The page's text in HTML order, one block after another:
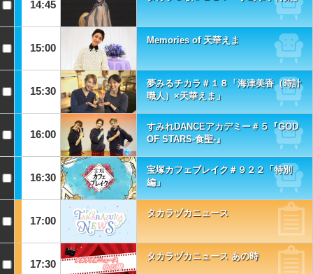
14:45
15:00
Memories of 天華えま
15:30
夢みるチカラ＃１８「海津美香（時計
職人）×天華えま」
16:00
すみれDANCEアカデミー＃５『GOD
OF STARS-食聖-』
16:30
宝塚カフェブレイク＃９２２「特別
編」
17:00
タカラヅカニュース
17:30
タカラヅカニュース あの時